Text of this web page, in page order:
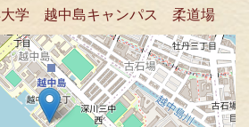
大学 越中島キャンパス 柔道場